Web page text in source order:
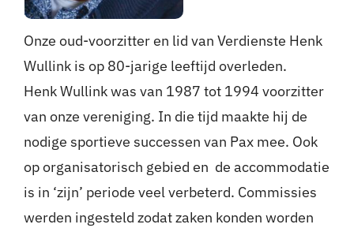
Zoeken
naar:
Onze oud-voorzitter en lid van Verdienste Henk
Wullink is op 80-jarige leeftijd overleden.
Henk Wullink was van 1987 tot 1994 voorzitter
van onze vereniging. In die tijd maakte hij de
nodige sportieve successen van Pax mee. Ook
op organisatorisch gebied en de accommodatie
is in ‘zijn’ periode veel verbeterd. Commissies
werden ingesteld zodat zaken konden worden